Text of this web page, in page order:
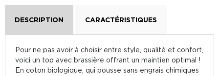
DESCRIPTION CARACTÉRISTIQUES
Pour ne pas avoir à choisir entre style, qualité et confort,
voici un top avec brassière offrant un maintien optimal !
En coton biologique, qui pousse sans engrais chimiques